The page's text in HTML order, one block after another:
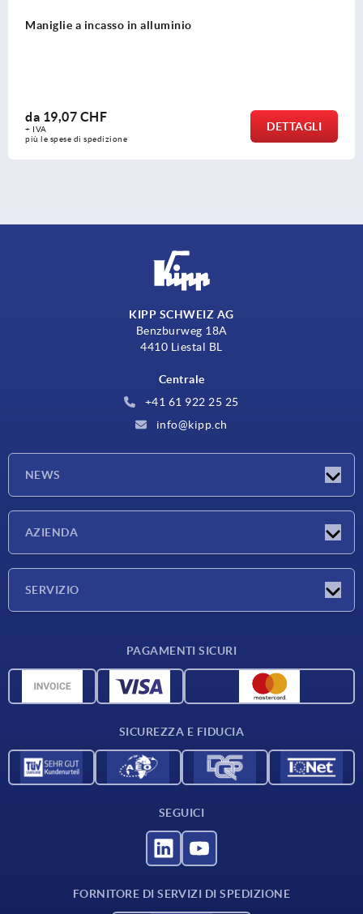
3,91 CHF
più le spese di spedizione
KIPP SCHWEIZ AG
Benzburweg 18A
4410 Liestal BL
Centrale
+41 61 922 25 25
info@kipp.ch
NEWS
AZIENDA
SERVIZIO
Dati CAD
PAGAMENTI SICURI
SICUREZZA E FIDUCIA
SEGUICI
FORNITORE DI SERVIZI DI SPEDIZIONE